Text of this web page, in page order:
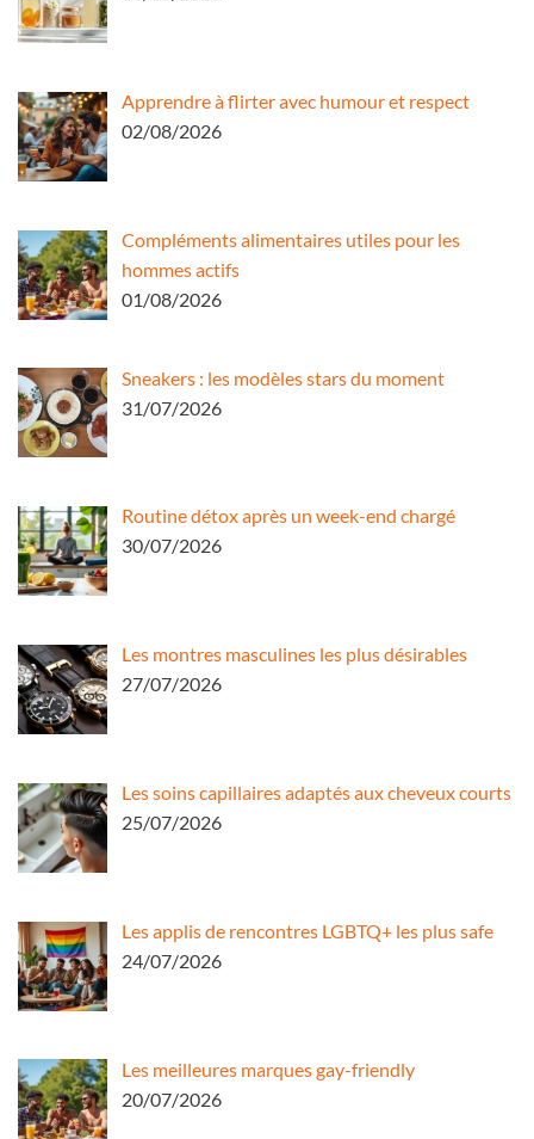
Apprendre à flirter avec humour et respect
02/08/2026
Compléments alimentaires utiles pour les
hommes actifs
01/08/2026
Sneakers : les modèles stars du moment
31/07/2026
Routine détox après un week-end chargé
30/07/2026
Les montres masculines les plus désirables
27/07/2026
Les soins capillaires adaptés aux cheveux courts
25/07/2026
Les applis de rencontres LGBTQ+ les plus safe
24/07/2026
Les meilleures marques gay-friendly
20/07/2026